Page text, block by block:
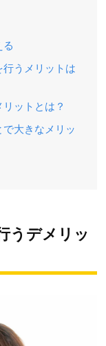
る
うメリットは
ットとは？
大きなメリッ
うデメリッ